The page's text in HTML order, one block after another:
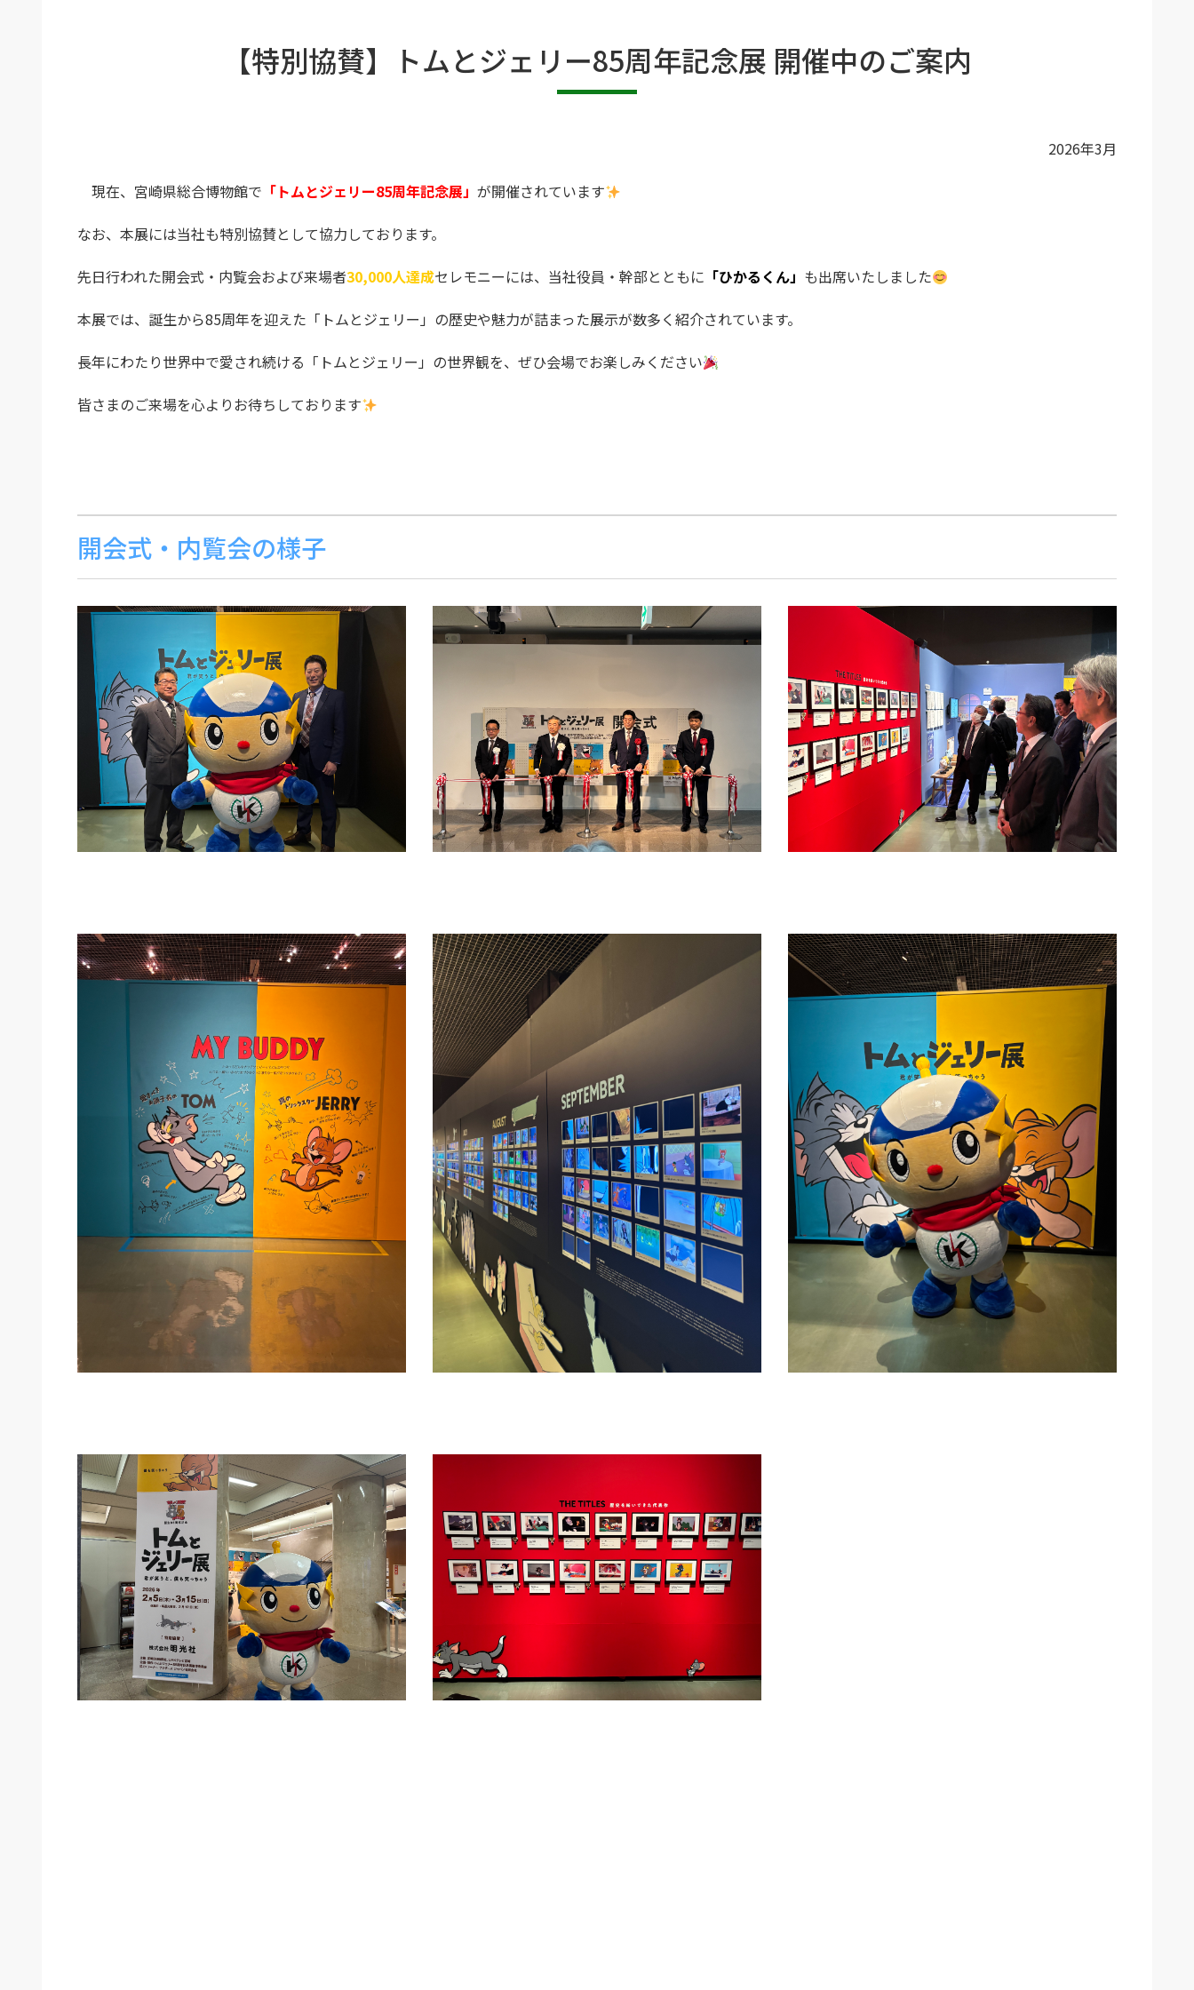
【特別協賛】トムとジェリー85周年記念展 開催中のご案内
2026年3月
現在、宮崎県総合博物館で 「トムとジェリー85周年記念展」 が開催されています
なお、本展には当社も特別協賛として協力しております。
先日行われた開会式・内覧会および来場者30,000人達成セレモニーには、当社役員・幹部とともに 「ひかるくん」 も出席いたしました
本展では、誕生から85周年を迎えた「トムとジェリー」の歴史や魅力が詰まった展示が数多く紹介されています。
長年にわたり世界中で愛され続ける「トムとジェリー」の世界観を、ぜひ会場でお楽しみください
皆さまのご来場を心よりお待ちしております
開会式・内覧会の様子